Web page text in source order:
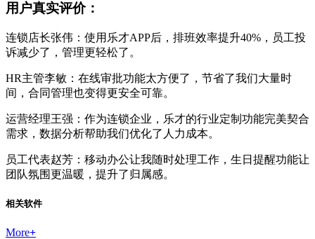
用户真实评价：
连锁店长张伟：使用乐才APP后，排班效率提升40%，员工投
诉减少了，管理更轻松了。
HR主管李敏：在线审批功能太方便了，节省了我们大量时
间，合同管理也变得更安全可靠。
运营经理王强：作为连锁企业，乐才的行业定制功能完美契合
需求，数据分析帮助我们优化了人力成本。
员工代表赵芳：移动办公让我随时处理工作，生日提醒功能让
团队氛围更温暖，提升了归属感。
相关软件
More+